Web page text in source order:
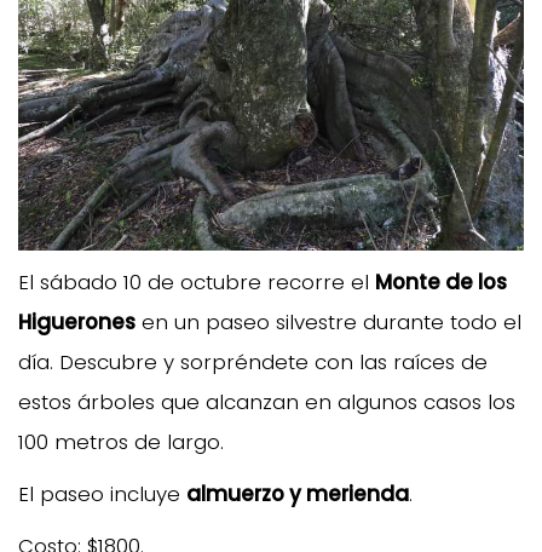
El sábado 10 de octubre recorre el Monte de los
Higuerones en un paseo silvestre durante todo el
día. Descubre y sorpréndete con las raíces de
estos árboles que alcanzan en algunos casos los
100 metros de largo.
El paseo incluye almuerzo y merienda.